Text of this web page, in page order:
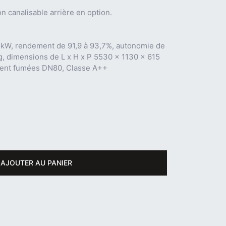
canalisable arrière en option.
rendement de 91,9 à 93,7%, autonomie de
dimensions de L x H x P 5530 x 1130 x 615
fumées DN80, Classe A++
AJOUTER AU PANIER